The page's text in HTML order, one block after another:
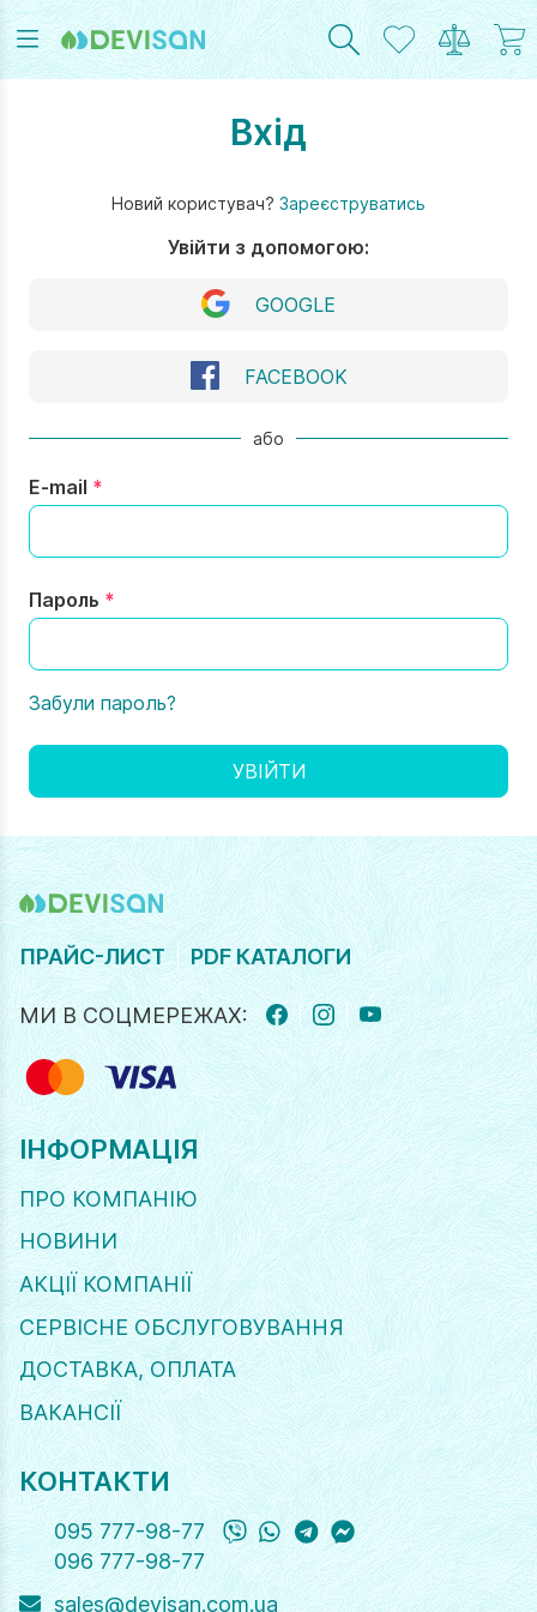
Вхід
Новий користувач? Зареєструватись
Увійти з допомогою:
GOOGLE
FACEBOOK
або
E-mail
Пароль
Забули пароль?
УВІЙТИ
ПРАЙС-ЛИСТ PDF КАТАЛОГИ
МИ В СОЦМЕРЕЖАХ: FACEBOOK
INSTAGRAM
YOUTUBE
ІНФОРМАЦІЯ
ПРО КОМПАНІЮ
НОВИНИ
АКЦІЇ КОМПАНІЇ
СЕРВІСНЕ ОБСЛУГОВУВАННЯ
ДОСТАВКА, ОПЛАТА
ВАКАНСІЇ
КОНТАКТИ
095 777-98-77 ViberWhatsApp
Telegram
Messanger
096 777-98-77
sales@devisan.com.ua